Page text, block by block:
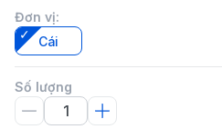
Đơn vị:
Cái
Số lượng